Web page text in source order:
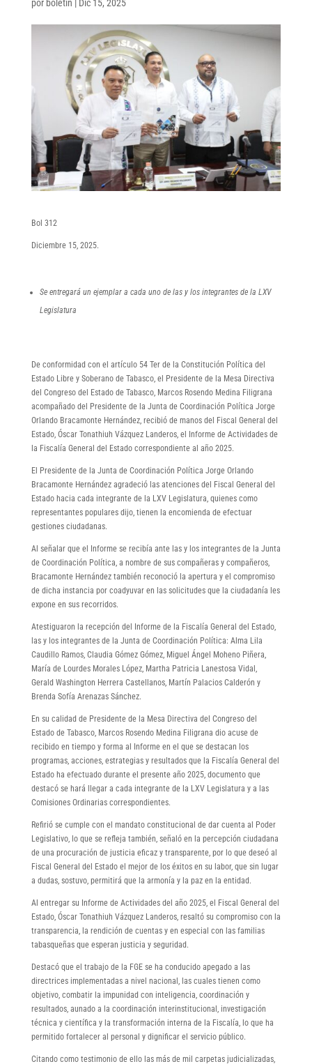
por boletin | Dic 15, 2025
Bol 312
Diciembre 15, 2025.
Se entregará un ejemplar a cada uno de las y los integrantes de la LXV
Legislatura
De conformidad con el artículo 54 Ter de la Constitución Política del
Estado Libre y Soberano de Tabasco, el Presidente de la Mesa Directiva
del Congreso del Estado de Tabasco, Marcos Rosendo Medina Filigrana
acompañado del Presidente de la Junta de Coordinación Política Jorge
Orlando Bracamonte Hernández, recibió de manos del Fiscal General del
Estado, Óscar Tonathiuh Vázquez Landeros, el Informe de Actividades de
la Fiscalía General del Estado correspondiente al año 2025.
El Presidente de la Junta de Coordinación Política Jorge Orlando
Bracamonte Hernández agradeció las atenciones del Fiscal General del
Estado hacia cada integrante de la LXV Legislatura, quienes como
representantes populares dijo, tienen la encomienda de efectuar
gestiones ciudadanas.
Al señalar que el Informe se recibía ante las y los integrantes de la Junta
de Coordinación Política, a nombre de sus compañeras y compañeros,
Bracamonte Hernández también reconoció la apertura y el compromiso
de dicha instancia por coadyuvar en las solicitudes que la ciudadanía les
expone en sus recorridos.
Atestiguaron la recepción del Informe de la Fiscalía General del Estado,
las y los integrantes de la Junta de Coordinación Política: Alma Lila
Caudillo Ramos, Claudia Gómez Gómez, Miguel Ángel Moheno Piñera,
María de Lourdes Morales López, Martha Patricia Lanestosa Vidal,
Gerald Washington Herrera Castellanos, Martín Palacios Calderón y
Brenda Sofía Arenazas Sánchez.
En su calidad de Presidente de la Mesa Directiva del Congreso del
Estado de Tabasco, Marcos Rosendo Medina Filigrana dio acuse de
recibido en tiempo y forma al Informe en el que se destacan los
programas, acciones, estrategias y resultados que la Fiscalía General del
Estado ha efectuado durante el presente año 2025, documento que
destacó se hará llegar a cada integrante de la LXV Legislatura y a las
Comisiones Ordinarias correspondientes.
Refirió se cumple con el mandato constitucional de dar cuenta al Poder
Legislativo, lo que se refleja también, señaló en la percepción ciudadana
de una procuración de justicia eficaz y transparente, por lo que deseó al
Fiscal General del Estado el mejor de los éxitos en su labor, que sin lugar
a dudas, sostuvo, permitirá que la armonía y la paz en la entidad.
Al entregar su Informe de Actividades del año 2025, el Fiscal General del
Estado, Óscar Tonathiuh Vázquez Landeros, resaltó su compromiso con la
transparencia, la rendición de cuentas y en especial con las familias
tabasqueñas que esperan justicia y seguridad.
Destacó que el trabajo de la FGE se ha conducido apegado a las
directrices implementadas a nivel nacional, las cuales tienen como
objetivo, combatir la impunidad con inteligencia, coordinación y
resultados, aunado a la coordinación interinstitucional, investigación
técnica y científica y la transformación interna de la Fiscalía, lo que ha
permitido fortalecer al personal y dignificar el servicio público.
Citando como testimonio de ello las más de mil carpetas judicializadas,